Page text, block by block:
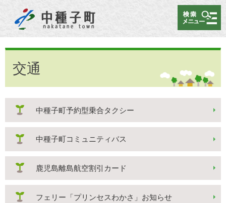
メニュー
交通
中種子町予約型乗合タクシー
中種子町コミュニティバス
鹿児島離島航空割引カード
フェリー「プリンセスわかさ」お知らせ